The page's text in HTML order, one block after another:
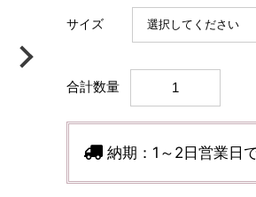
サイズ
合計数量
納期： 1～2日営業日